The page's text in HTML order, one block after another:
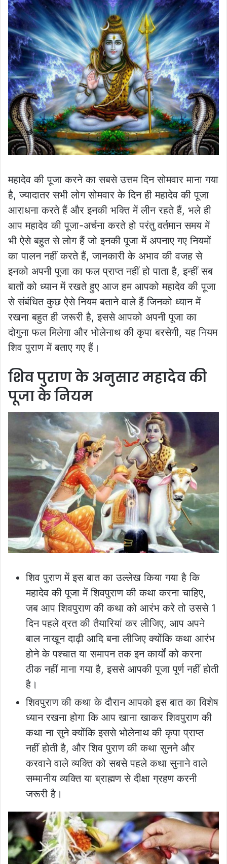
महादेव की पूजा करने का सबसे उत्तम दिन सोमवार माना गया
है, ज्यादातर सभी लोग सोमवार के दिन ही महादेव की पूजा
आराधना करते हैं और इनकी भक्ति में लीन रहते हैं, भले ही
आप महादेव की पूजा-अर्चना करते हो परंतु वर्तमान समय में
भी ऐसे बहुत से लोग हैं जो इनकी पूजा में अपनाए गए नियमों
का पालन नहीं करते हैं, जानकारी के अभाव की वजह से
इनको अपनी पूजा का फल प्राप्त नहीं हो पाता है, इन्हीं सब
बातों को ध्यान में रखते हुए आज हम आपको महादेव की पूजा
से संबंधित कुछ ऐसे नियम बताने वाले हैं जिनको ध्यान में
रखना बहुत ही जरूरी है, इससे आपको अपनी पूजा का
दोगुना फल मिलेगा और भोलेनाथ की कृपा बरसेगी, यह नियम
शिव पुराण में बताए गए हैं।
शिव पुराण के अनुसार महादेव की
पूजा के नियम
शिव पुराण में इस बात का उल्लेख किया गया है कि
महादेव की पूजा में शिवपुराण की कथा करना चाहिए,
जब आप शिवपुराण की कथा को आरंभ करे तो उससे 1
दिन पहले व्रत की तैयारियां कर लीजिए, आप अपने
बाल नाखून दाढ़ी आदि बना लीजिए क्योंकि कथा आरंभ
होने के पश्चात या समापन तक इन कार्यों को करना
ठीक नहीं माना गया है, इससे आपकी पूजा पूर्ण नहीं होती
है।
शिवपुराण की कथा के दौरान आपको इस बात का विशेष
ध्यान रखना होगा कि आप खाना खाकर शिवपुराण की
कथा ना सुने क्योंकि इससे भोलेनाथ की कृपा प्राप्त
नहीं होती है, और शिव पुराण की कथा सुनने और
करवाने वाले व्यक्ति को सबसे पहले कथा सुनाने वाले
सम्मानीय व्यक्ति या ब्राह्मण से दीक्षा ग्रहण करनी
जरूरी है।